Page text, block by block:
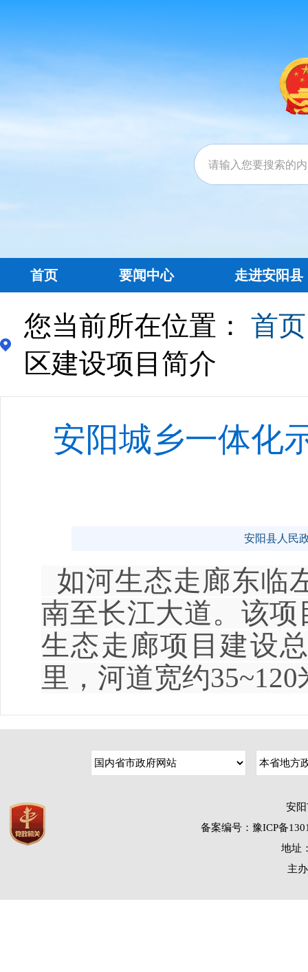
首页 要闻中心 走进安阳县
您当前所在位置： 首页
区建设项目简介
安阳城乡一体化
安阳县人民
如河生态走廊东临
南至长江大道。该
生态走廊项目建设
里，河道宽约35~120
安
备案编号：豫ICP备
地址
主